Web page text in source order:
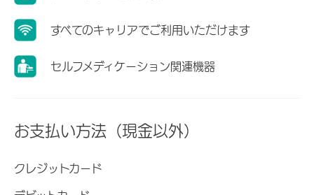
すべてのキャリアでご利用いただけます
セルフメディケーション関連機器
お支払い方法（現金以外）
クレジットカード